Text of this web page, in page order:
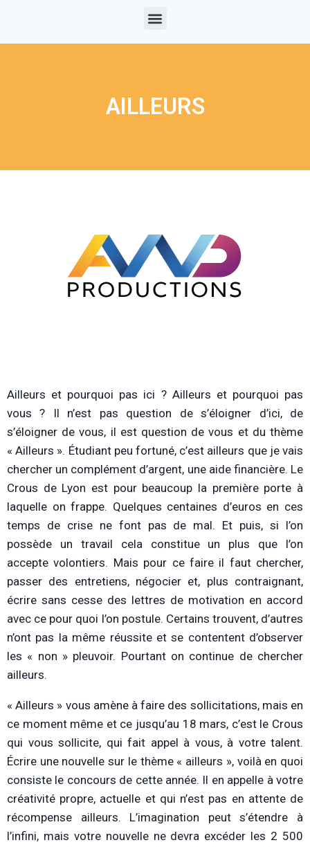
AILLEURS
Ailleurs et pourquoi pas ici ? Ailleurs et pourquoi pas
vous ? Il n’est pas question de s’éloigner d’ici, de
s’éloigner de vous, il est question de vous et du thème
« Ailleurs ». Étudiant peu fortuné, c’est ailleurs que je vais
chercher un complément d’argent, une aide financière. Le
Crous de Lyon est pour beaucoup la première porte à
laquelle on frappe. Quelques centaines d’euros en ces
temps de crise ne font pas de mal. Et puis, si l’on
possède un travail cela constitue un plus que l’on
accepte volontiers. Mais pour ce faire il faut chercher,
passer des entretiens, négocier et, plus contraignant,
écrire sans cesse des lettres de motivation en accord
avec ce pour quoi l’on postule. Certains trouvent, d’autres
n’ont pas la même réussite et se contentent d’observer
les « non » pleuvoir. Pourtant on continue de chercher
ailleurs.
« Ailleurs » vous amène à faire des sollicitations, mais en
ce moment même et ce jusqu’au 18 mars, c’est le Crous
qui vous sollicite, qui fait appel à vous, à votre talent.
Écrire une nouvelle sur le thème « ailleurs », voilà en quoi
consiste le concours de cette année. Il en appelle à votre
créativité propre, actuelle et qui n’est pas en attente de
récompense ailleurs. L’imagination peut s’étendre à
l’infini, mais votre nouvelle ne devra excéder les 2 500